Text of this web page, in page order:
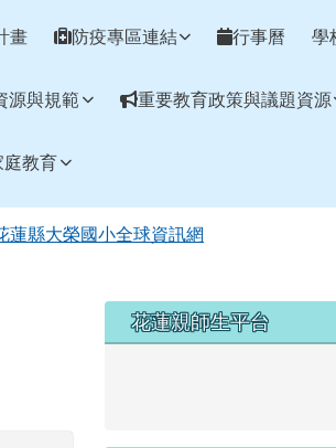
畫 防疫專區連結 行事曆 學
源與規範 重要教育政策與議題資源
庭教育
左邊區域內容
花蓮親師生平台